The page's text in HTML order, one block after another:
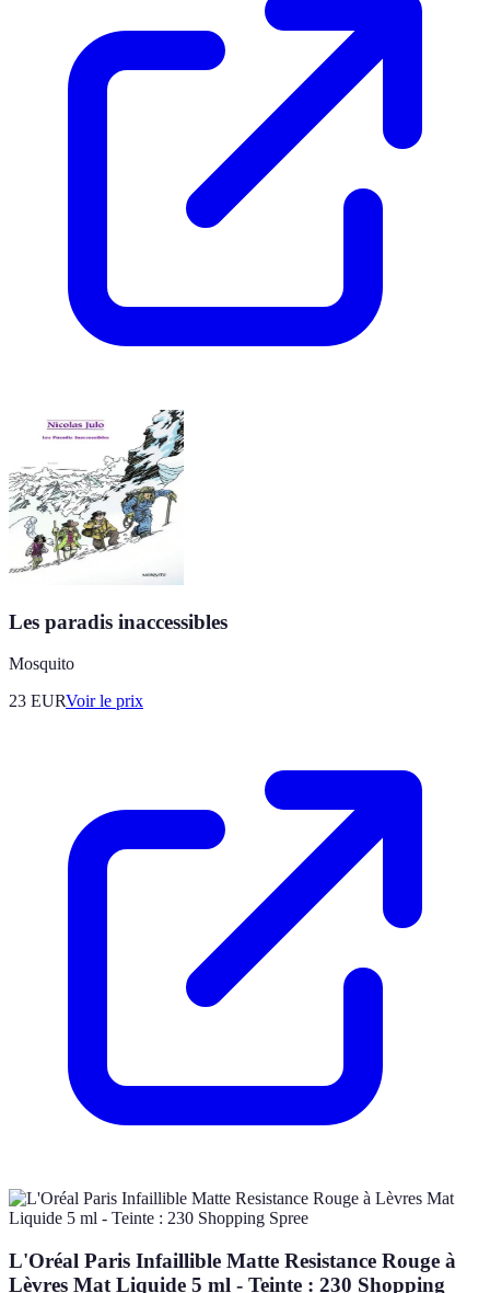
Les paradis inaccessibles
Mosquito
23 EURVoir le prix
L'Oréal Paris Infaillible Matte Resistance Rouge à
Lèvres Mat Liquide 5 ml - Teinte : 230 Shopping